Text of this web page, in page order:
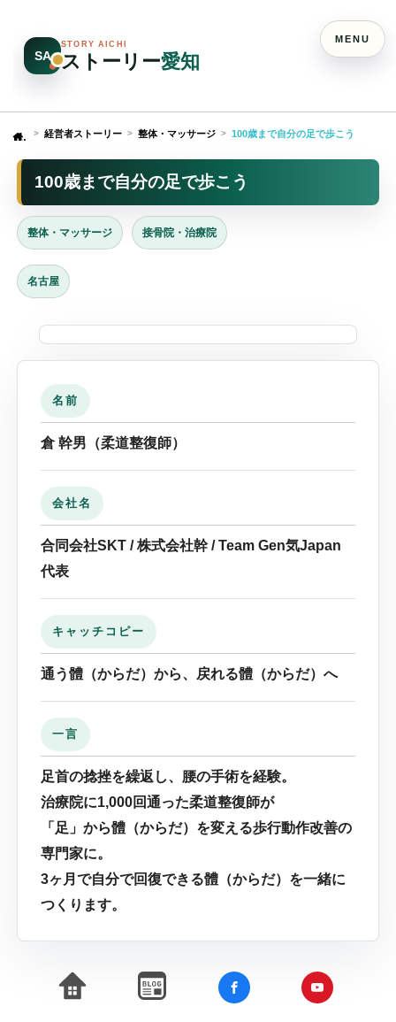
SA
STORY AICHI
ストーリー愛知
Home 経営者ストーリー 整体・マッサージ 100歳まで自分の足で歩こう
100歳まで自分の足で歩こう
整体・マッサージ 接骨院・治療院
名古屋
名前
倉 幹男（柔道整復師）
会社名
合同会社SKT / 株式会社幹 / Team Gen気Japan
代表
キャッチコピー
通う體（からだ）から、戻れる體（からだ）へ
一言
足首の捻挫を繰返し、腰の手術を経験。
治療院に1,000回通った柔道整復師が
「足」から體（からだ）を変える歩行動作改善の
専門家に。
3ヶ月で自分で回復できる體（からだ）を一緒に
つくります。
MENU